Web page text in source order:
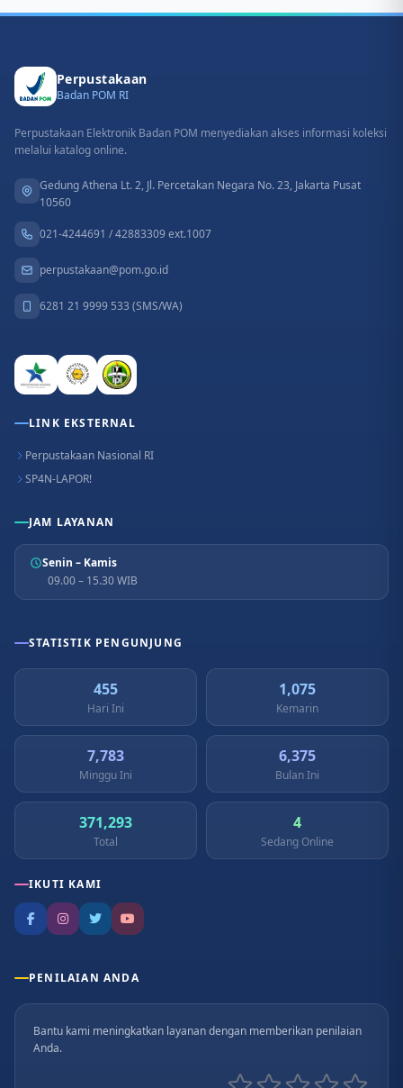
Perpustakaan
Badan POM RI
Perpustakaan Elektronik Badan POM menyediakan akses informasi koleksi
melalui katalog online.
Gedung Athena Lt. 2, Jl. Percetakan Negara No. 23, Jakarta Pusat
10560
021-4244691 / 42883309 ext.1007
perpustakaan@pom.go.id
6281 21 9999 533 (SMS/WA)
LINK EKSTERNAL
Perpustakaan Nasional RI
SP4N-LAPOR!
JAM LAYANAN
Senin – Kamis
09.00 – 15.30 WIB
STATISTIK PENGUNJUNG
455
Hari Ini
1,075
Kemarin
7,783
Minggu Ini
6,375
Bulan Ini
371,293
Total
4
Sedang Online
IKUTI KAMI
PENILAIAN ANDA
Bantu kami meningkatkan layanan dengan memberikan penilaian
Anda.